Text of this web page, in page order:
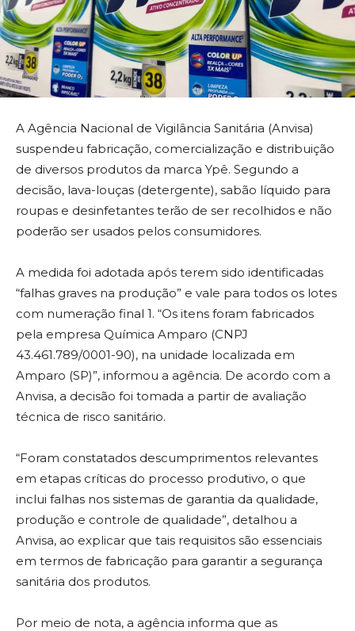
A Agência Nacional de Vigilância Sanitária (Anvisa)
suspendeu fabricação, comercialização e distribuição
de diversos produtos da marca Ypê. Segundo a
decisão, lava-louças (detergente), sabão líquido para
roupas e desinfetantes terão de ser recolhidos e não
poderão ser usados pelos consumidores.
A medida foi adotada após terem sido identificadas
“falhas graves na produção” e vale para todos os lotes
com numeração final 1. “Os itens foram fabricados
pela empresa Química Amparo (CNPJ
43.461.789/0001-90), na unidade localizada em
Amparo (SP)”, informou a agência. De acordo com a
Anvisa, a decisão foi tomada a partir de avaliação
técnica de risco sanitário.
“Foram constatados descumprimentos relevantes
em etapas críticas do processo produtivo, o que
inclui falhas nos sistemas de garantia da qualidade,
produção e controle de qualidade”, detalhou a
Anvisa, ao explicar que tais requisitos são essenciais
em termos de fabricação para garantir a segurança
sanitária dos produtos.
Por meio de nota, a agência informa que as